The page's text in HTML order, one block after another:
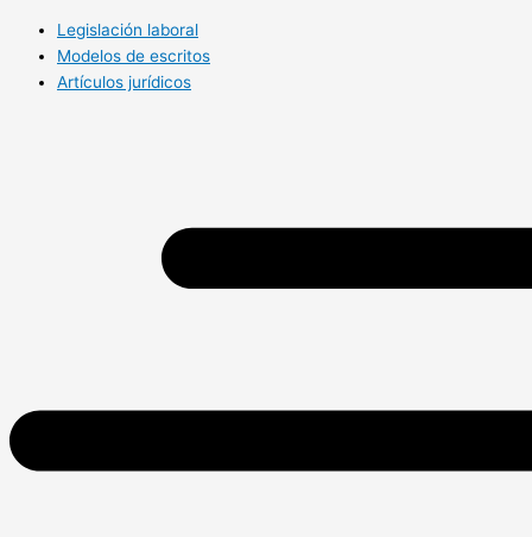
Legislación laboral
Modelos de escritos
Artículos jurídicos